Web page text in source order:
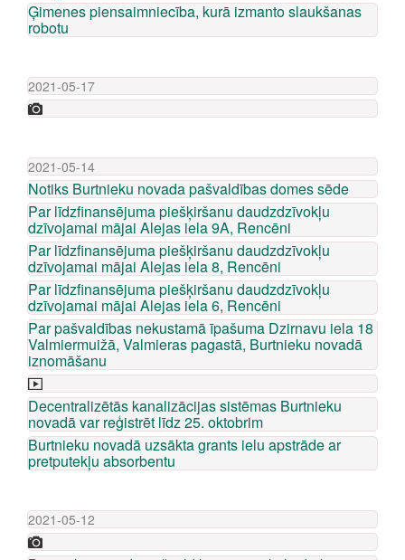
Ģimenes piensaimniecība, kurā izmanto slaukšanas
robotu
2021-05-17
2021-05-14
Notiks Burtnieku novada pašvaldības domes sēde
Par līdzfinansējuma piešķiršanu daudzdzīvokļu
dzīvojamai mājai Alejas iela 9A, Rencēni
Par līdzfinansējuma piešķiršanu daudzdzīvokļu
dzīvojamai mājai Alejas iela 8, Rencēni
Par līdzfinansējuma piešķiršanu daudzdzīvokļu
dzīvojamai mājai Alejas iela 6, Rencēni
Par pašvaldības nekustamā īpašuma Dzirnavu iela 18
Valmiermuižā, Valmieras pagastā, Burtnieku novadā
iznomāšanu
Decentralizētās kanalizācijas sistēmas Burtnieku
novadā var reģistrēt līdz 25. oktobrim
Burtnieku novadā uzsākta grants ielu apstrāde ar
pretputekļu absorbentu
2021-05-12